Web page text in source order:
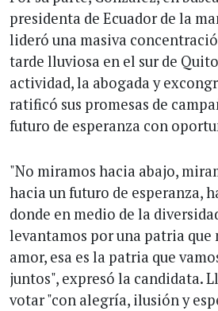
presidenta de Ecuador de la
lideró una masiva
tarde lluviosa en el sur de
actividad, la abogada y
ratificó sus promesas de
futuro de esperanza con
"No miramos hacia abajo,
hacia un futuro de esperanza,
donde en medio de la
levantamos por una patria que
amor, esa es la patria que
juntos", expresó la candidata.
votar "con alegría, ilusión y